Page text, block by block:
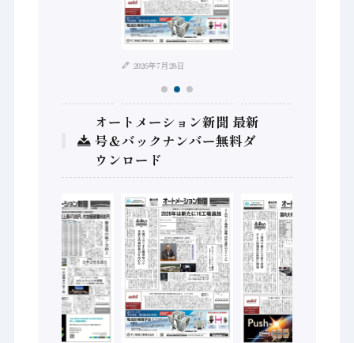
2026年7月28日
オートメーション新聞 最新
号＆バックナンバー無料ダ
ウンロード